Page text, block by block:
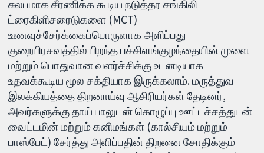
சுலபமாக சீரணிக்க கூடிய நடுத்தர சங்கிலி
ட்ரைகிளிசரைடுகளை (MCT)
உணவுச்சேர்க்கைப்பொருளாக அளிப்பது
குறைபிரசவத்தில் பிறந்த பச்சிளங்குழந்தையின் முளை
மற்றும் பொதுவான வளர்ச்சிக்கு உடனடியாக
உதவக்கூடிய மூல சக்தியாக இருக்கலாம். மருத்துவ
இலக்கியத்தை திறனாய்வு ஆசிரியர்கள் தேடினர்,
அவர்களுக்கு தாய் பாலுடன் கொழுப்பு ஊட்டச்சத்துடன்
வைட்டமின் மற்றும் கனிமங்கள் (கால்சியம் மற்றும்
பாஸ்பேட்) சேர்த்து அளிப்பதின் திறனை சோதிக்கும்